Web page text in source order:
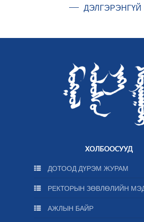
ДЭЛГЭРЭНГҮЙ
ХОЛБООСУУД
ДОТООД ДҮРЭМ ЖУРАМ
РЕКТОРЫН ЗӨВЛӨЛИЙН
АЖЛЫН БАЙР